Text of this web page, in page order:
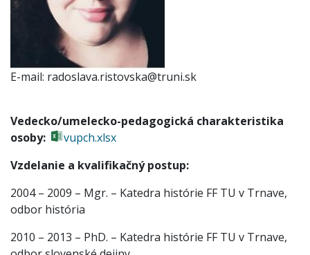
E-mail radoslava.ristovska@truni.sk
Vedecko/umelecko-pedagogická charakteristika
osoby:
vupch.xlsx
Vzdelanie a kvalifikačný postup:
2004 – 2009 – Mgr. – Katedra histórie FF TU v Trnave,
odbor história
2010 – 2013 – PhD. – Katedra histórie FF TU v Trnave,